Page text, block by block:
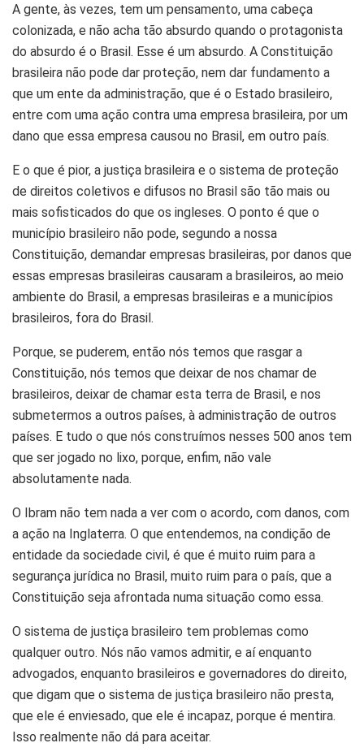
A gente, às vezes, tem um pensamento, uma cabeça
colonizada, e não acha tão absurdo quando o protagonista
do absurdo é o Brasil. Esse é um absurdo. A Constituição
brasileira não pode dar proteção, nem dar fundamento a
que um ente da administração, que é o Estado brasileiro,
entre com uma ação contra uma empresa brasileira, por um
dano que essa empresa causou no Brasil, em outro país.
E o que é pior, a justiça brasileira e o sistema de proteção
de direitos coletivos e difusos no Brasil são tão mais ou
mais sofisticados do que os ingleses. O ponto é que o
município brasileiro não pode, segundo a nossa
Constituição, demandar empresas brasileiras, por danos que
essas empresas brasileiras causaram a brasileiros, ao meio
ambiente do Brasil, a empresas brasileiras e a municípios
brasileiros, fora do Brasil.
Porque, se puderem, então nós temos que rasgar a
Constituição, nós temos que deixar de nos chamar de
brasileiros, deixar de chamar esta terra de Brasil, e nos
submetermos a outros países, à administração de outros
países. E tudo o que nós construímos nesses 500 anos tem
que ser jogado no lixo, porque, enfim, não vale
absolutamente nada.
O Ibram não tem nada a ver com o acordo, com danos, com
a ação na Inglaterra. O que entendemos, na condição de
entidade da sociedade civil, é que é muito ruim para a
segurança jurídica no Brasil, muito ruim para o país, que a
Constituição seja afrontada numa situação como essa.
O sistema de justiça brasileiro tem problemas como
qualquer outro. Nós não vamos admitir, e aí enquanto
advogados, enquanto brasileiros e governadores do direito,
que digam que o sistema de justiça brasileiro não presta,
que ele é enviesado, que ele é incapaz, porque é mentira.
Isso realmente não dá para aceitar.